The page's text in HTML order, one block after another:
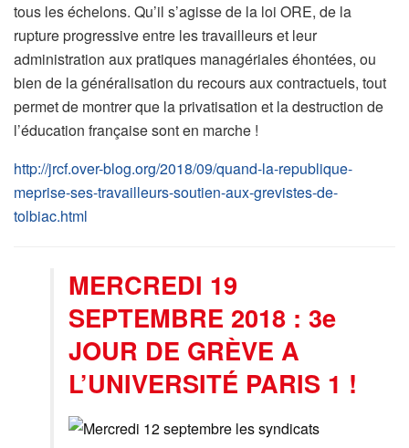
tous les échelons. Qu’il s’agisse de la loi ORE, de la
rupture progressive entre les travailleurs et leur
administration aux pratiques managériales éhontées, ou
bien de la généralisation du recours aux contractuels, tout
permet de montrer que la privatisation et la destruction de
l’éducation française sont en marche !
http://jrcf.over-blog.org/2018/09/quand-la-republique-
meprise-ses-travailleurs-soutien-aux-grevistes-de-
tolbiac.html
MERCREDI 19
SEPTEMBRE 2018 : 3e
JOUR DE GRÈVE A
L’UNIVERSITÉ PARIS 1 !
Mercredi 12 septembre les syndicats